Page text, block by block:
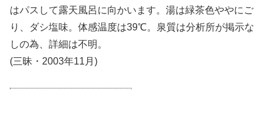
はパスして露天風呂に向かいます。湯は緑茶色ややにご
り、ダシ塩味。体感温度は39℃。泉質は分析所が掲示な
しの為、詳細は不明。
(三昧・2003年11月)